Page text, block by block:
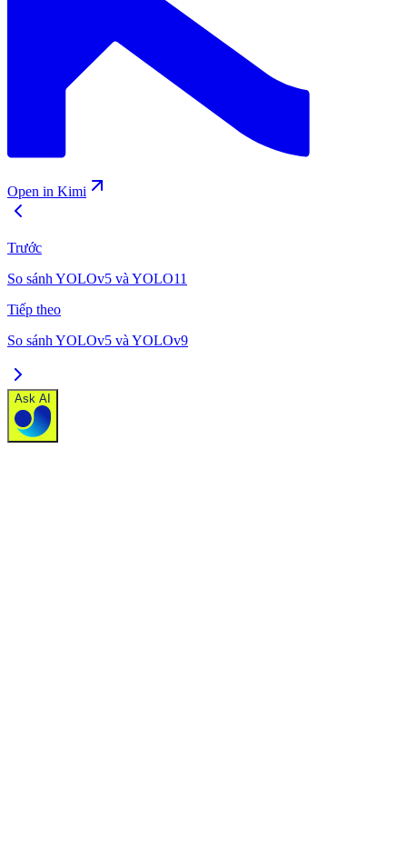
Open in Kimi
Trước
So sánh YOLOv5 và YOLO11
Tiếp theo
So sánh YOLOv5 và YOLOv9
Ask AI